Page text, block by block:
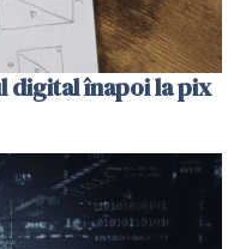
digital înapoi la pix